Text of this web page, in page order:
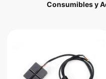
Consumibles y